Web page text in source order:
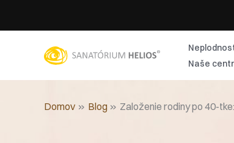
Naše
Domov Blog Založenie rodiny po 40-